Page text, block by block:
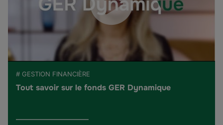
# GESTION FINANCIÈRE
Tout savoir sur le fonds GER Dynamique